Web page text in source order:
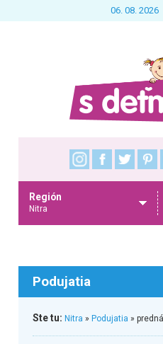
06. 08. 2026
Región
Nitra
Podujatia
Ste tu: Nitra » Podujatia »